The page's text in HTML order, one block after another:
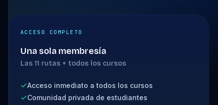
ACCESO COMPLETO
Una sola membresía
Las 11 rutas + todos los cursos
Acceso inmediato a todos los cursos
Comunidad privada de estudiantes